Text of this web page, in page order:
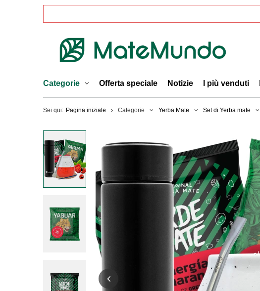
Categorie Offerta speciale Notizie I più venduti
Sei qui: Pagina iniziale Categorie Yerba Mate Set di Yerba mate